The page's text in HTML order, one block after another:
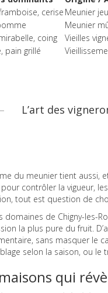
cerise Meunier
Meunier
coing
Vieilles
pain grillé
L’art des
du meunier tient aussi,
contrôler la vigueur,
tout est question de
domaines de Chigny-les-
la plus pure du fruit.
sans masquer le
selon la saison, ou le
qui